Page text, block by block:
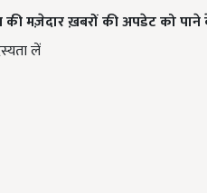
लें
मज़ेदार ख़बरों की अपडेट को पाने